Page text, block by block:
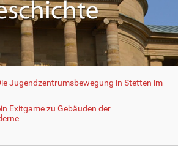
Jugendzentrumsbewegung in Stetten im
Exitgame zu Gebäuden der